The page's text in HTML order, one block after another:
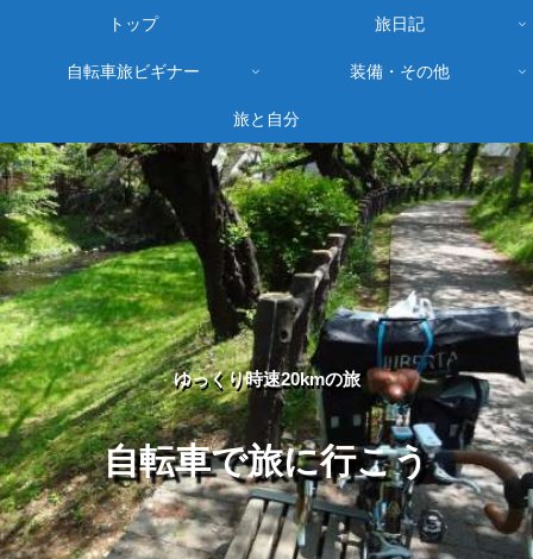
ゆっくり時速20kmの旅
自転車で旅に行こう
トップ 旅日記
自転車旅ビギナー 装備・その他
旅と自分